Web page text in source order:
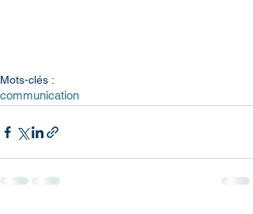
Mots-clés :
communication